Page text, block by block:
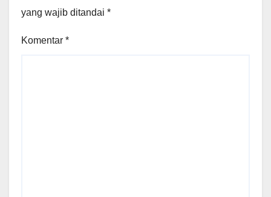
yang wajib ditandai *
Komentar *